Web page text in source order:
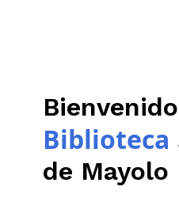
Biblioteca
de Mayolo